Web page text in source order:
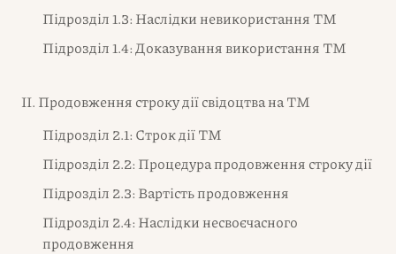
Підрозділ 1.3: Наслідки невикористання ТМ
Підрозділ 1.4: Доказування використання ТМ
II. Продовження строку дії свідоцтва на ТМ
Підрозділ 2.1: Строк дії ТМ
Підрозділ 2.2: Процедура продовження строку дії
Підрозділ 2.3: Вартість продовження
Підрозділ 2.4: Наслідки несвоєчасного
продовження